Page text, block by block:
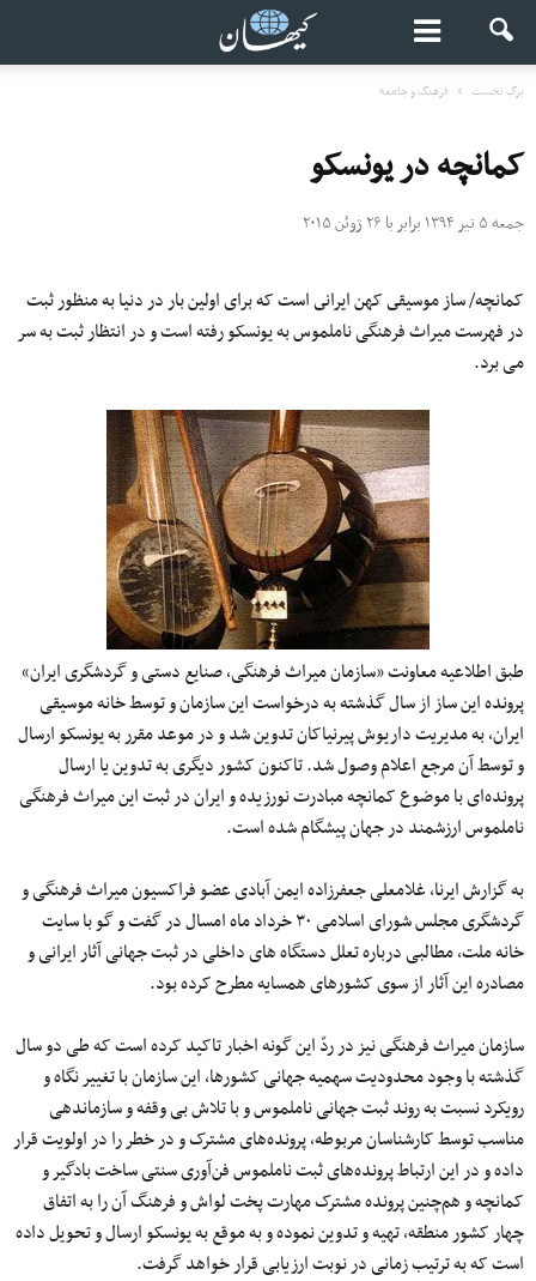
برگ نخست فرهنگ و جامعه
کمانچه در یونسکو
جمعه ۵ تیر ۱۳۹۴ برابر با ۲۶ ژوئن ۲۰۱۵
کمانچه/ ساز موسیقى کهن ایرانى است که برای اولین بار در دنیا به منظور ثبت
در فهرست میراث فرهنگی ناملموس به یونسکو رفته است و در انتظار ثبت به سر
می برد.
طبق اطلاعیه معاونت «سازمان میراث فرهنگی، صنایع دستی و گردشگری ایران»
پرونده این ساز از سال گذشته به درخواست این سازمان و توسط خانه موسیقی
ایران، به مدیریت داریوش پیرنیاکان تدوین شد و در موعد مقرر به یونسکو ارسال
و توسط آن مرجع اعلام وصول شد. تاکنون کشور دیگری به تدوین یا ارسال
پرونده‌ای با موضوع کمانچه مبادرت نورزیده و ایران در ثبت این میراث فرهنگی
ناملموس ارزشمند در جهان پیشگام شده است.
به گزارش ایرنا، غلامعلی جعفرزاده ایمن آبادی عضو فراکسیون میراث فرهنگی و
گردشگری مجلس شورای اسلامی ۳۰ خرداد ماه امسال در گفت و گو با سایت
خانه ملت، مطالبی درباره تعلل دستگاه های داخلی در ثبت جهانی آثار ایرانی و
مصادره این آثار از سوی کشورهای همسایه مطرح کرده بود.
سازمان میراث فرهنگی نیز در ردّ این گونه اخبار تاکید کرده است که طی دو سال
گذشته با وجود محدودیت سهمیه جهانی کشورها، این سازمان با تغییر نگاه و
رویکرد نسبت به روند ثبت جهانی ناملموس و با تلاش بی وقفه و سازماندهی
مناسب توسط کارشناسان مربوطه، پرونده‌های مشترک و در خطر را در اولویت قرار
داده و در این ارتباط پرونده‌های ثبت ناملموس فن‌آوری سنتی ساخت بادگیر و
کمانچه و هم‌چنین پرونده مشترک مهارت پخت لواش و فرهنگ آن را به اتفاق
چهار کشور منطقه، تهیه و تدوین نموده و به موقع به یونسکو ارسال و تحویل داده
است که به ترتیب زمانی در نوبت ارزیابی قرار خواهد گرفت.